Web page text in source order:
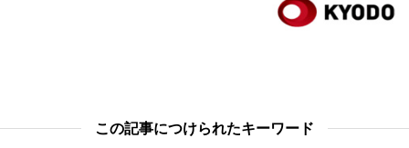
スポーツ・東京2020
Topics この記事につけられたキーワード